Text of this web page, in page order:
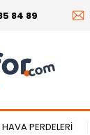
84 89
HAVA PERDELERİ